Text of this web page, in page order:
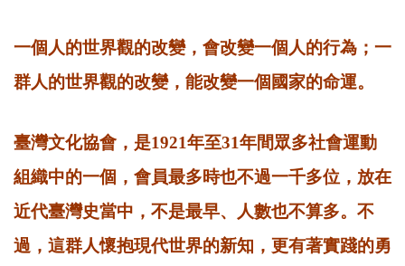
一個人的世界觀的改變，會改變一個人的行為；一
群人的世界觀的改變，能改變一個國家的命運。
臺灣文化協會，是1921年至31年間眾多社會運動
組織中的一個，會員最多時也不過一千多位，放在
近代臺灣史當中，不是最早、人數也不算多。不
過，這群人懷抱現代世界的新知，更有著實踐的勇